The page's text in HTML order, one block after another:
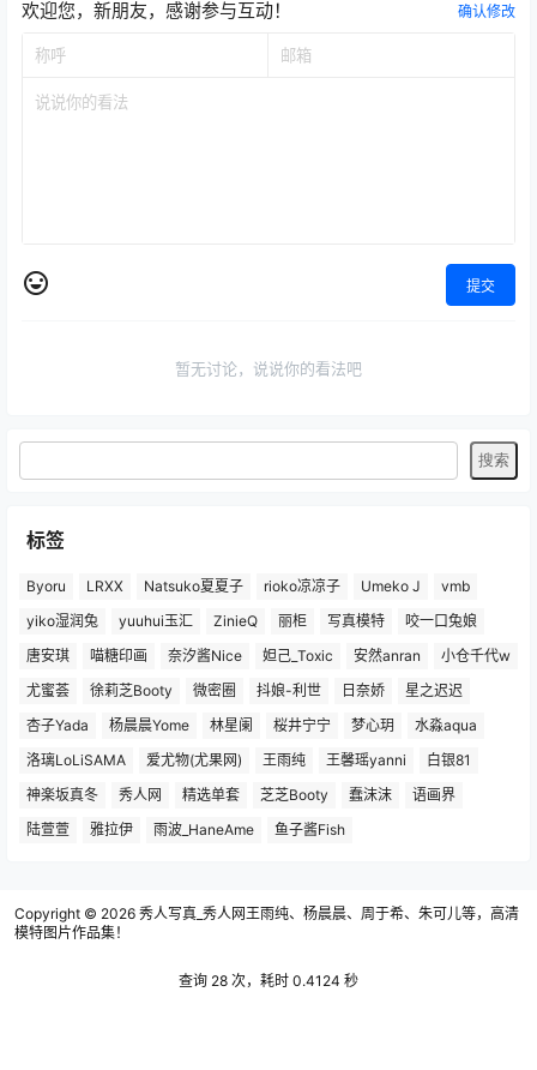
欢迎您，新朋友，感谢参与互动！ 确认修改
提交
暂无讨论，说说你的看法吧
标签
Byoru LRXX Natsuko夏夏子 rioko凉凉子 Umeko J
vmb
yiko湿润兔
yuuhui玉汇 ZinieQ 丽柜 写真模特
咬一口兔娘
唐安琪
喵糖印画 奈汐酱Nice 妲己_Toxic 安然anran
小仓千代w
尤蜜荟
徐莉芝Booty 微密圈 抖娘-利世 日奈娇
星之迟迟
杏子Yada
杨晨晨Yome 林星阑 桜井宁宁 梦心玥
水淼aqua
洛璃LoLiSAMA
爱尤物(尤果网) 王雨纯 王馨瑶yanni
白银81
神楽坂真冬
秀人网 精选单套 芝芝Booty 蠢沫沫
语画界
陆萱萱
雅拉伊 雨波_HaneAme 鱼子酱Fish
Copyright © 2026 秀人写真_秀人网王雨纯、杨晨晨、周于希、朱可儿等，高清
模特图片作品集！
查询 28 次，耗时 0.4124 秒